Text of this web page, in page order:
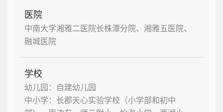
医院
中南大学湘雅二医院长株潭分院、湘雅五医院、
融城医院
学校
幼儿园：自建幼儿园
中小学：长郡天心实验学校（小学部和初中